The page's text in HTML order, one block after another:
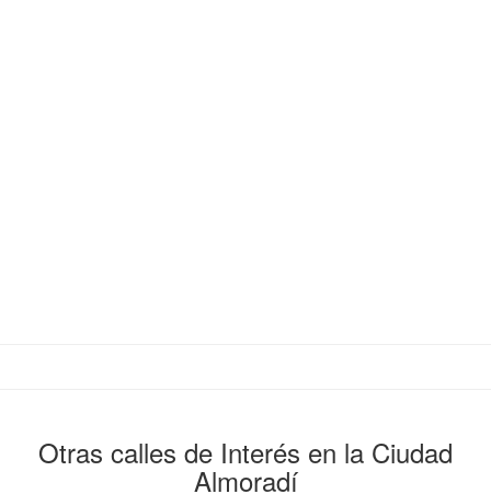
Otras calles de Interés en la Ciudad
Almoradí